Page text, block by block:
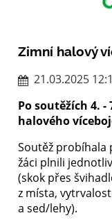
Zimní halový
21.03.2025
Po soutěžích 4.
halového
Soutěž probíhala
žáci plnili
(skok přes
z místa,
a sed/lehy).